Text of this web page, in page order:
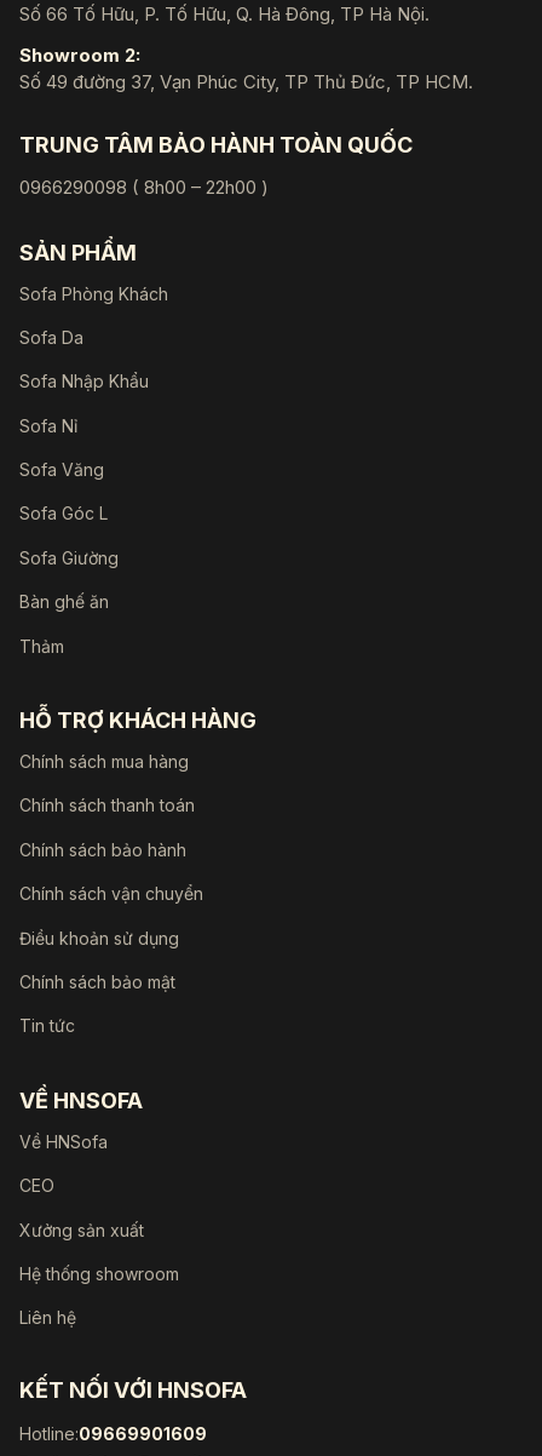
Số 66 Tố Hữu, P. Tố Hữu, Q. Hà Đông, TP Hà Nội.
Showroom 2:
Số 49 đường 37, Vạn Phúc City, TP Thủ Đức, TP HCM.
TRUNG TÂM BẢO HÀNH TOÀN QUỐC
0966290098 ( 8h00 – 22h00 )
SẢN PHẨM
Sofa Phòng Khách
Sofa Da
Sofa Nhập Khẩu
Sofa Nỉ
Sofa Văng
Sofa Góc L
Sofa Giường
Bàn ghế ăn
Thảm
HỖ TRỢ KHÁCH HÀNG
Chính sách mua hàng
Chính sách thanh toán
Chính sách bảo hành
Chính sách vận chuyển
Điều khoản sử dụng
Chính sách bảo mật
Tin tức
VỀ HNSOFA
Về HNSofa
CEO
Xưởng sản xuất
Hệ thống showroom
Liên hệ
KẾT NỐI VỚI HNSOFA
Hotline:09669901609